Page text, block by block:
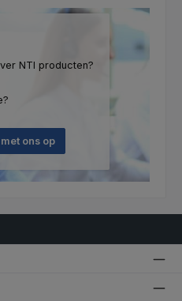
NTI producten?
ons op